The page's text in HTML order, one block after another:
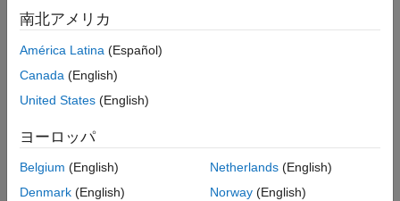
入力引数
出力引数
参照
バージョン履歴
定された事前学習済みのイメージ ノイズ除去深層ニューラル ネ
この関数には Deep Learning Toolbox™ が必要です。
例
すべて折りたたむ
南北アメリカ
América Latina (Español)
Canada (English)
United States (English)
ヨーロッパ
Belgium (English)
Denmark (English)
Netherlands(English)
Norway(English)